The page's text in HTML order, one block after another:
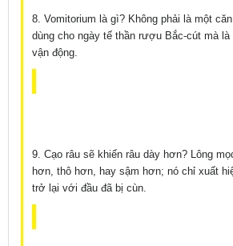
8. Vomitorium là gì? Không phải là một
dùng cho ngày tế thần rượu Bắc-cút mà
vận động.
9. Cạo râu sẽ khiến râu dày hơn? Lông
hơn, thô hơn, hay sậm hơn; nó chỉ xuất
trở lại với đầu đã bị cùn.